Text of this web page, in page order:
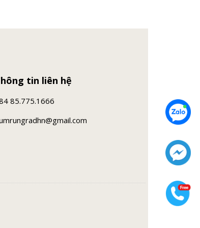
tin liên hệ
85.775.1666